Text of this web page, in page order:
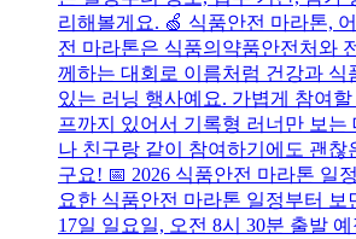
리해볼게요. 🍏 식품안전 마라톤,
전 마라톤은 식품의약품안전처와
께하는 대회로 이름처럼 건강과 식
있는 러닝 행사예요. 가볍게 참여
프까지 있어서 기록형 러너만 보는
나 친구랑 같이 참여하기에도 괜찮
구요! 📅 2026 식품안전 마라톤 일
요한 식품안전 마라톤 일정부터 보
17일 일요일, 오전 8시 30분 출발